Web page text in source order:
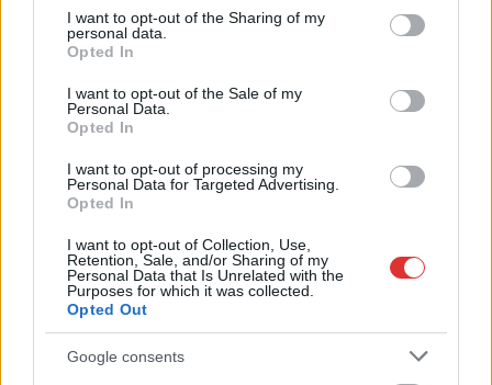
not limited to your visit or usage behaviour. You may click to
grant or deny consent to Google and its third-party tags to
use your data for below specified purposes in below Google
consent section.
I want to opt-out of the Sharing of my
personal data.
Opted In
I want to opt-out of the Sale of my
Personal Data.
Opted In
I want to opt-out of processing my
Personal Data for Targeted Advertising.
Opted In
I want to opt-out of Collection, Use,
Retention, Sale, and/or Sharing of my
Personal Data that Is Unrelated with the
Purposes for which it was collected.
Opted Out
Google consents
Szolnok
ügyfélszolgálatának
közölte a cég
Facebook-oldalán.
TOVÁBB OLVASOM
Megyénkben is hosszabb nyitvatartással várja
ügyfeleit a NAV